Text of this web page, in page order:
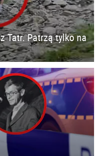
Tatr. Patrzą tylko na